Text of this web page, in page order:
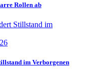
Rollen ab
im Verborgenen